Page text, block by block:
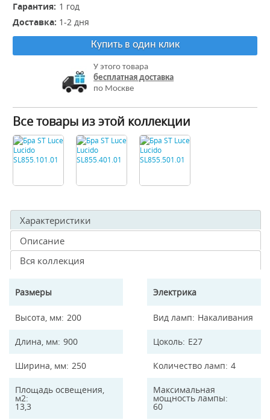
Гарантия: 1 год
Доставка: 1-2 дня
Купить в один клик
У этого товара
бесплатная доставка
по Москве
Все товары из этой коллекции
Характеристики
Описание
Вся коллекция
Размеры
Высота, мм 200
Длина, мм 900
Ширина, мм 250
Площадь освещения,
м2
13,3
Электрика
Вид ламп Накаливания
Цоколь E27
Количество ламп 4
Максимальная
мощность лампы
60